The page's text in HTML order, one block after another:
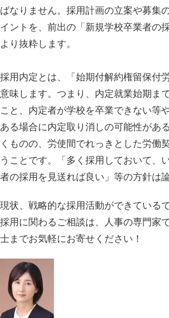
ばなりません。採用計画の立案や募集
イントを、前出の「新規学校卒業者の
より抜粋します。
採用内定とは、「始期付解約権留保付
意味します。つまり、内定就業始期ま
こと、内定者が学校を卒業できない等
ある場合に内定取り消しの可能性があ
くものの、労使間でれっきとした労働
うことです。「多く採用しておいて、
者の採用を見送れば良い」等の方針は論
現状、戦略的な採用活動ができている
採用に関わるご相談は、人事の専門家
士までお気軽にお寄せください！